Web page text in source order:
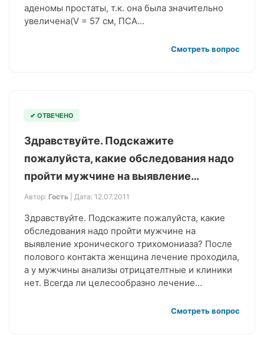
аденомы простаты, т.к. она была значительно
увеличена(V = 57 см, ПСА…
Смотреть вопрос
✔ ОТВЕЧЕНО
Здравствуйте. Подскажите
пожалуйста, какие обследования надо
пройти мужчине на выявление…
Автор: Гость | Дата: 12.07.2011
Здравствуйте. Подскажите пожалуйста, какие
обследования надо пройти мужчине на
выявление хронического трихомониаза? После
полового контакта женщина лечение проходила,
а у мужчины анализы отрицателтные и клиники
нет. Всегда ли целесообразно лечение…
Смотреть вопрос